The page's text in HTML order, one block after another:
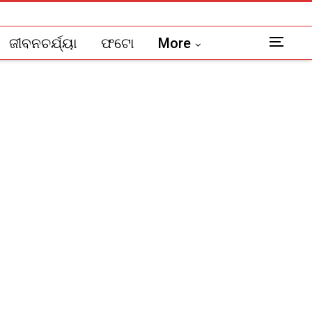
ଜୀବନଚର୍ଯ୍ୟା ଫଟୋ More